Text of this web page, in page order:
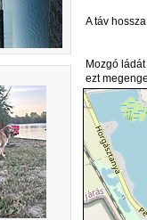
A táv
Mozgó
ezt